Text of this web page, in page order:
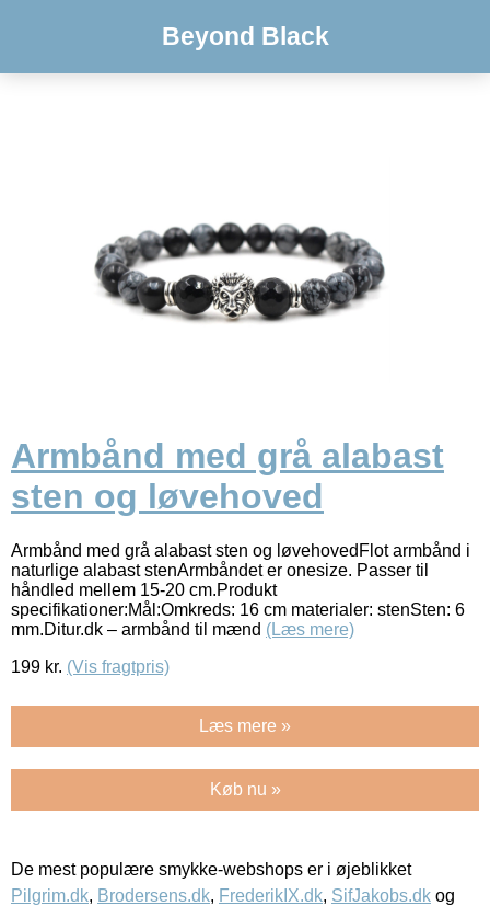
Beyond Black
Armbånd med grå alabast
sten og løvehoved
Armbånd med grå alabast sten og løvehovedFlot armbånd i
naturlige alabast stenArmbåndet er onesize. Passer til
håndled mellem 15-20 cm.Produkt
specifikationer:Mål:Omkreds: 16 cm materialer: stenSten: 6
mm.Ditur.dk – armbånd til mænd (Læs mere)
199 kr. (Vis fragtpris)
Læs mere »
Køb nu »
De mest populære smykke-webshops er i øjeblikket
Pilgrim.dk, Brodersens.dk, FrederikIX.dk, SifJakobs.dk og